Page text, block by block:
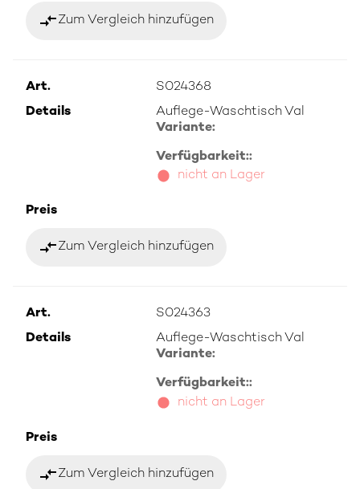
compare_arrowsZum Vergleich hinzufügen
Art.
S024368
Details
Auflege-Waschtisch Val
Variante:
Verfügbarkeit::
nicht an Lager
Preis
compare_arrowsZum Vergleich hinzufügen
Art.
S024363
Details
Auflege-Waschtisch Val
Variante:
Verfügbarkeit::
nicht an Lager
Preis
compare_arrowsZum Vergleich hinzufügen